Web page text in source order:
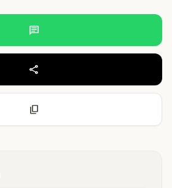
chat
share
content_copy